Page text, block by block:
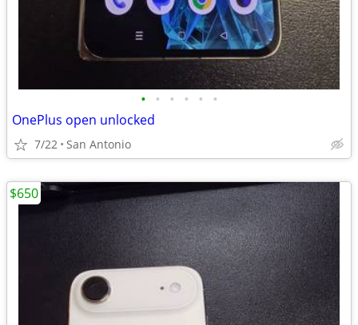
• • • • • •
OnePlus open unlocked
7/22 San Antonio
$650